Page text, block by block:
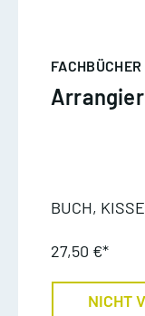
FACHBÜCHER
BUCH,
27,50 €*
NICHT